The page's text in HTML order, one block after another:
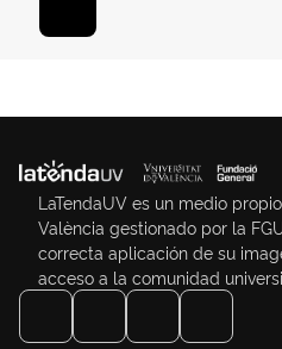
LaTendaUV es un medio
València gestionado por la
correcta aplicación de su
acceso a la comunidad